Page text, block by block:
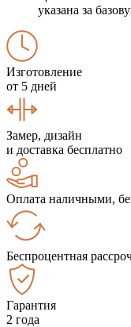
указана за
Изготовление
от 5 дней
Замер, дизайн
и доставка бесплатно
Оплата наличными,
Беспроцентная
Гарантия
2 года